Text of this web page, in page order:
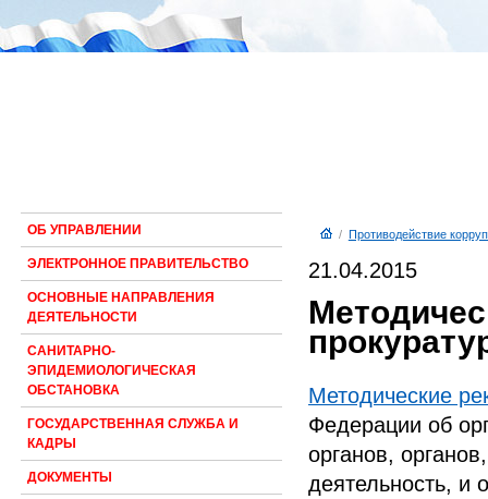
ОБ УПРАВЛЕНИИ
ЭЛЕКТРОННОЕ ПРАВИТЕЛЬСТВО
ОСНОВНЫЕ НАПРАВЛЕНИЯ
ДЕЯТЕЛЬНОСТИ
САНИТАРНО-
ЭПИДЕМИОЛОГИЧЕСКАЯ
ОБСТАНОВКА
ГОСУДАРСТВЕННАЯ СЛУЖБА И
КАДРЫ
ДОКУМЕНТЫ
/ Противодействие
21.04.2015
Методические
Федерации об
органов,
деятельность, и